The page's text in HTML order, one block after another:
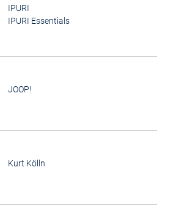
IPURI
IPURI Essentials
JOOP!
Kurt Kölln